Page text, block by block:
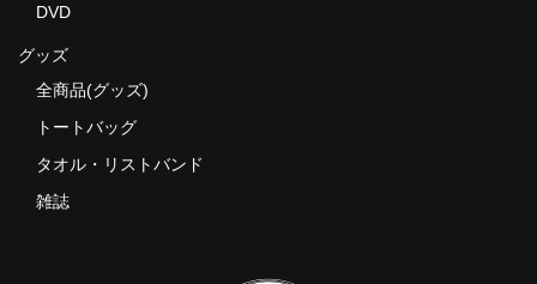
DVD
グッズ
全商品(グッズ)
トートバッグ
タオル・リストバンド
雑誌